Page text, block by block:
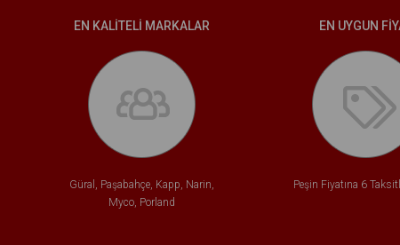
EN KALİTELİ MARKALAR
Güral, Paşabahçe, Kapp, Narin,
Myco, Porland
EN UYGUN
Peşin Fiyatına 6